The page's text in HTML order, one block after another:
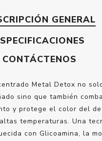
GENERAL
CONTÁCTENOS
Metal Detox no
sino que también
y protege el color del
temperaturas. Una
con Glicoamina, la